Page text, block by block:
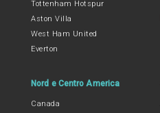
Tottenham Hotspur
Aston Villa
West Ham United
Everton
Nord e Centro America
Canada